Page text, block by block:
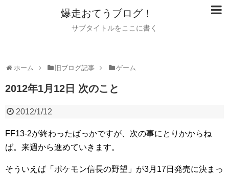
爆走おてうブログ！
サブタイトルをここに書く
ホーム 旧ブログ記事 ゲーム
2012年1月12日 次のこと
2012/1/12
FF13-2が終わったばっかですが、次の事にとりかからね
ば。来週から進めていきます。
そういえば「ポケモン信長の野望」が3月17日発売に決まっ